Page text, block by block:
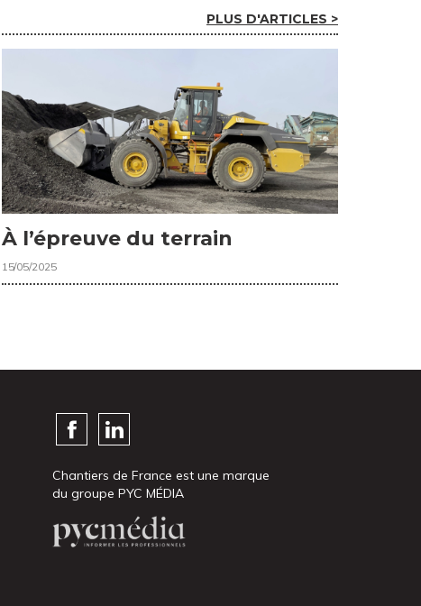
PLUS D'ARTICLES >
À l’épreuve du terrain
15/05/2025
Chantiers de France est une marque
du groupe PYC MÉDIA